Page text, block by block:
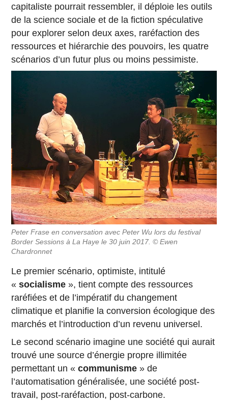
capitaliste pourrait ressembler, il déploie les outils
de la science sociale et de la fiction spéculative
pour explorer selon deux axes, raréfaction des
ressources et hiérarchie des pouvoirs, les quatre
scénarios d’un futur plus ou moins pessimiste.
Peter Frase en conversation avec Peter Wu lors du festival
Border Sessions à La Haye le 30 juin 2017. © Ewen
Chardronnet
Le premier scénario, optimiste, intitulé
«socialisme », tient compte des ressources
raréfiées et de l’impératif du changement
climatique et planifie la conversion écologique des
marchés et l’introduction d’un revenu universel.
Le second scénario imagine une société qui aurait
trouvé une source d’énergie propre illimitée
permettant un «communisme » de
l’automatisation généralisée, une société post-
travail, post-raréfaction, post-carbone.